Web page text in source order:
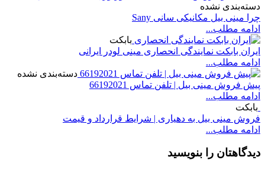
دسته‌بندی نشده
چرا مینی بیل مکانیکی سانی Sany
ادامه مطلب...
بابکت
ایران بابکت نمایندگی انحصاری مینی لودر ایرانی
ادامه مطلب...
دسته‌بندی نشده
پیش فروش مینی بیل | تلفن تماس 66192021
ادامه مطلب...
بابکت
فروش مینی بیل به دهیاری | شرایط قرارداد و قیمت
ادامه مطلب...
دیدگاهتان را بنویسید